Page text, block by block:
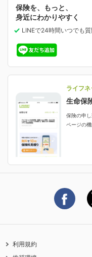
選ばれる理由・評判
ライフネット生
ライフネット生命が
評判・口コミ
ご契約者さまに聞き
申し込みガイド
ご契約の流れと必要書
保険料の支払い方法
女性保険
就業不能保険
就業不能状態に備える
認知症・MCIに備え
お客さま情報の確認
保険料の支払い方法
中断したお申し込
お申し込み後の状況
減額・解約・追加
ご契約者さま向け各種
保険金・給付金のご請
生命保険料控除に関す
業績・財務情報
保険金等の支払状況
採用情報
生命保険マニフェスト
ライフネット生命のCM
ライフネット生命公式
保険相談サービス
よくあるご質問
資料請求
保険を、もっと、
身近にわかりやすく
LINEで24時間いつでも質
ライフ
生命保
保険の申
ページの
利用規約